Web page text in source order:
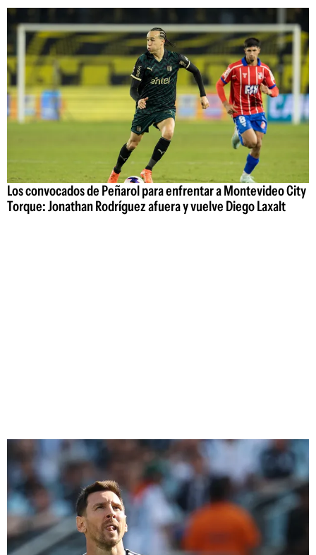
Los convocados de Peñarol para enfrentar a Montevideo City
Torque: Jonathan Rodríguez afuera y vuelve Diego Laxalt